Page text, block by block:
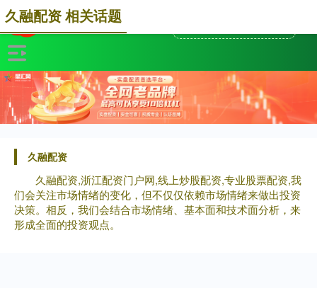
久融配资
久融配资,浙江配资门户网,线上炒股配资,专业股票配资,我
们会关注市场情绪的变化，但不仅仅依赖市场情绪来做出投资
决策。相反，我们会结合市场情绪、基本面和技术面分析，来
形成全面的投资观点。
久融配资 相关话题